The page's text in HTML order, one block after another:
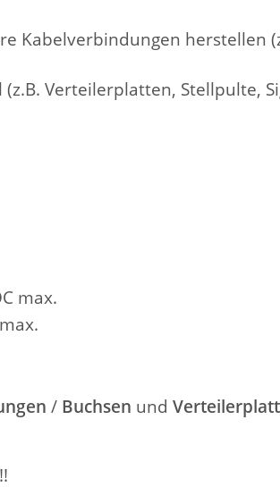
Kabelverbindungen herstellen
Verteilerplatten, Stellpulte,
max.
/ Buchsen und